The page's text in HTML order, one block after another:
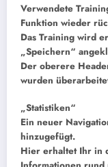
Verwendete
Funktion wieder
Das Training wird
„Speichern“
Der oberere
wurden
„Statistiken“
Ein neuer
hinzugefügt.
Hier erhaltet Ihr in